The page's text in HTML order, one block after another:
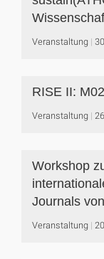
Veranstaltung
RISE II:
Veranstaltung
Workshop
Journals
Veranstaltung